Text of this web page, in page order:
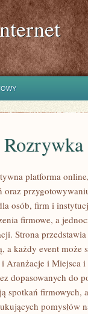
platforma
oraz
osób, firm i
firmowe, a
Strona
a każdy event
Aranżacje i Miejsca
dopasowanych do
spotkań firmowych,
pomysłów